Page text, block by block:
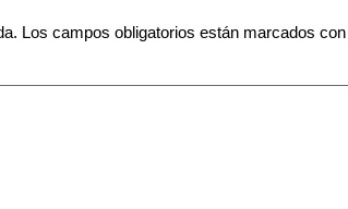
Los campos obligatorios están marcados con